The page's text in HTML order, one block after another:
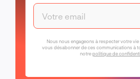
Nous nous engageons à respecter votre
vous désabonner de ces communications à
notrepolitique de